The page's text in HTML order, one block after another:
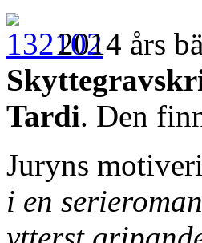
2014 års
Tardi. Den
Juryns
i en